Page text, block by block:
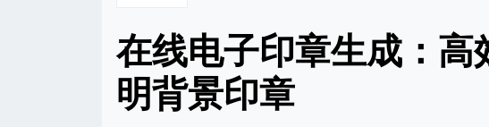
在线电子印章生成：高
明背景印章